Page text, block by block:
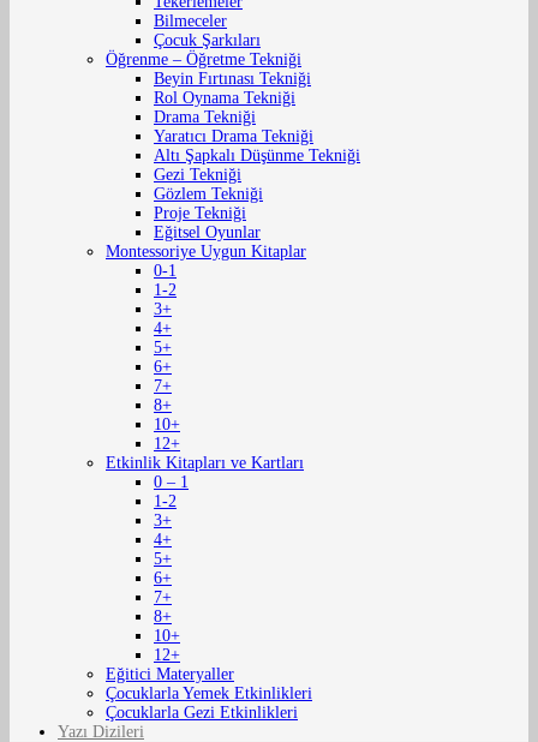
Bilmeceler
Çocuk Şarkıları
Öğrenme – Öğretme Tekniği
Beyin Fırtınası Tekniği
Rol Oynama Tekniği
Drama Tekniği
Yaratıcı Drama Tekniği
Altı Şapkalı Düşünme Tekniği
Gezi Tekniği
Gözlem Tekniği
Proje Tekniği
Eğitsel Oyunlar
Montessoriye Uygun Kitaplar
0-1
1-2
3+
4+
5+
6+
7+
8+
10+
12+
Etkinlik Kitapları ve Kartları
0 – 1
1-2
3+
4+
5+
6+
7+
8+
10+
12+
Eğitici Materyaller
Çocuklarla Yemek Etkinlikleri
Çocuklarla Gezi Etkinlikleri
Yazı Dizileri